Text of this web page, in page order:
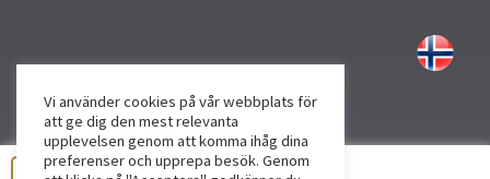
Vi använder cookies på vår webbplats för
att ge dig den mest relevanta
upplevelsen genom att komma ihåg dina
preferenser och upprepa besök. Genom